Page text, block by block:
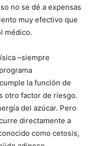
no se dé a expensas
muy efectivo que
médico.
–siempre
la función de
otro factor de riesgo.
del azúcar. Pero
directamente a
como cetosis,